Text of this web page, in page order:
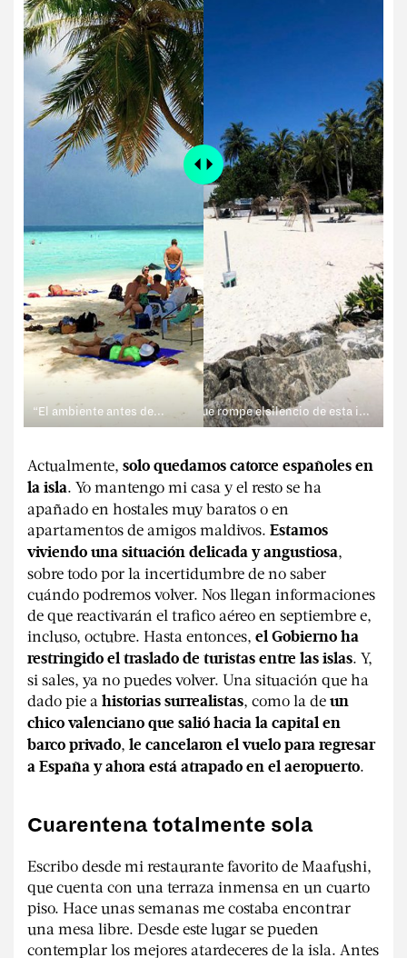
“Ahora, el único sonido que rompe elsilencio de esta isla casi vacía es la llamada al rezo cinco veces al día”
“El ambiente antes de la pandemia era de playas abarrotadas de turistas y música a cualquier hora”
Actualmente, solo quedamos catorce españoles en
la isla. Yo mantengo mi casa y el resto se ha
apañado en hostales muy baratos o en
apartamentos de amigos maldivos. Estamos
viviendo una situación delicada y angustiosa,
sobre todo por la incertidumbre de no saber
cuándo podremos volver. Nos llegan informaciones
de que reactivarán el trafico aéreo en septiembre e,
incluso, octubre. Hasta entonces, el Gobierno ha
restringido el traslado de turistas entre las islas. Y,
si sales, ya no puedes volver. Una situación que ha
dado pie ahistorias surrealistas, como la deun
chico valenciano que salió hacia la capital en
barco privado, le cancelaron el vuelo para regresar
a España y ahora está atrapado en el aeropuerto.
Cuarentena totalmente sola
Escribo desde mi restaurante favorito de Maafushi,
que cuenta con una terraza inmensa en un cuarto
piso. Hace unas semanas me costaba encontrar
una mesa libre. Desde este lugar se pueden
contemplar los mejores atardeceres de la isla. Antes